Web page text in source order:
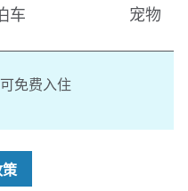
车 宠物
免费入住